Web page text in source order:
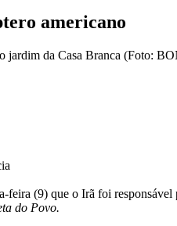
americano
(9) que o Irã foi
do Povo.